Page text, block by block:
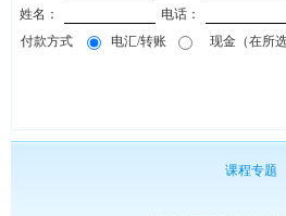
姓名：
电话：
付款方式
电汇/转账 现金（在所选
课程专题